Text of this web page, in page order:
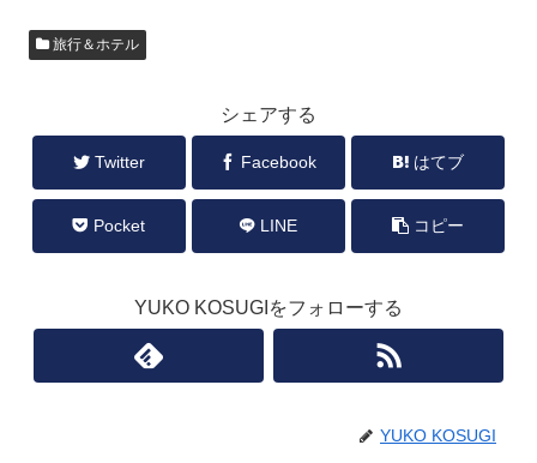
旅行＆ホテル
シェアする
Twitter Facebook はてブ
Pocket LINE コピー
YUKO KOSUGIをフォローする
YUKO KOSUGI